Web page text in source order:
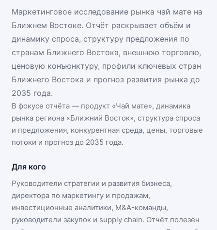
Маркетинговое исследование рынка чай мате на
Ближнем Востоке. Отчёт раскрывает объём и
динамику спроса, структуру предложения по
странам Ближнего Востока, внешнюю торговлю,
ценовую конъюнктуру, профили ключевых стран
Ближнего Востока и прогноз развития рынка до
2035 года.
В фокусе отчёта — продукт «Чай мате», динамика
рынка региона «Ближний Восток», структура спроса
и предложения, конкурентная среда, цены, торговые
потоки и прогноз до 2035 года.
Для кого
Руководители стратегии и развития бизнеса,
директора по маркетингу и продажам,
инвестиционные аналитики, M&A-команды,
руководители закупок и supply chain. Отчёт полезен